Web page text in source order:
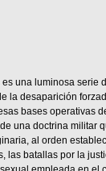
una luminosa serie
la desaparición
bases operativas
una doctrina militar
al orden
las batallas por la